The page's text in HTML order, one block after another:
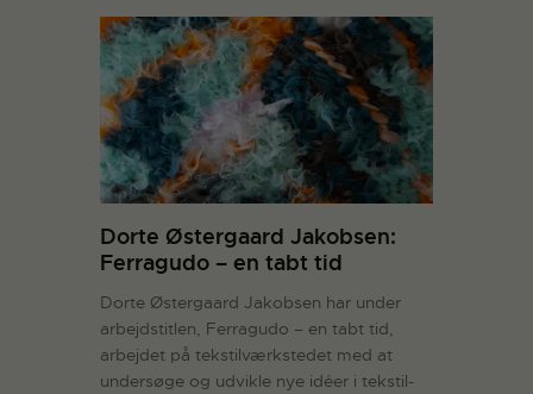
Dorte Østergaard Jakobsen:
Ferragudo – en tabt tid
Dorte Østergaard Jakobsen har under
arbejdstitlen, Ferragudo – en tabt tid,
arbejdet på tekstilværkstedet med at
undersøge og udvikle nye idéer i tekstil-